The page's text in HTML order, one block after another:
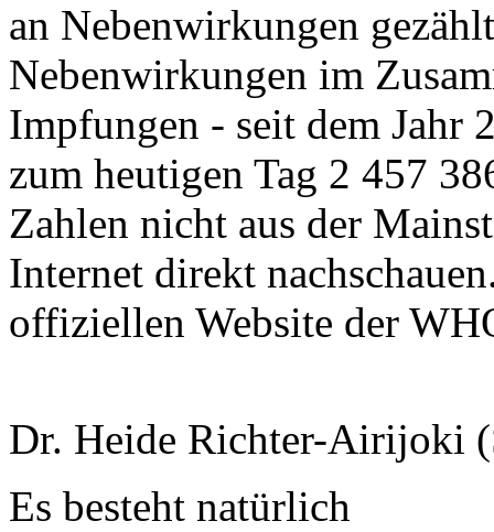
an Nebenwirkungen
Nebenwirkungen im
Impfungen - seit dem Jahr
zum heutigen Tag 2 457
Zahlen nicht aus der
Internet direkt
offiziellen Website der
Dr. Heide Richter-Airijoki
Es besteht natürlich